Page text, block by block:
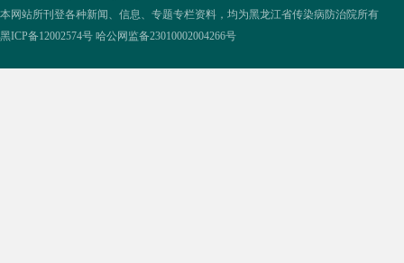
本网站所刊登各种新闻、信息、专题专栏资料，均为黑龙江省传染病防治院所有
黑ICP备12002574号 哈公网监备23010002004266号